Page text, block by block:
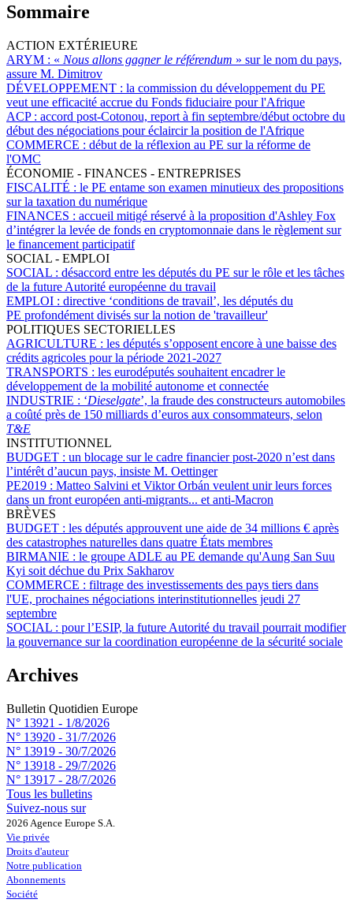
Sommaire
ACTION EXTÉRIEURE
ARYM : « Nous allons gagner le référendum » sur le nom du pays,
assure M. Dimitrov
DÉVELOPPEMENT : la commission du développement du PE
veut une efficacité accrue du Fonds fiduciaire pour l'Afrique
ACP : accord post-Cotonou, report à fin septembre/début octobre du
début des négociations pour éclaircir la position de l'Afrique
COMMERCE : début de la réflexion au PE sur la réforme de
l'OMC
ÉCONOMIE - FINANCES - ENTREPRISES
FISCALITÉ : le PE entame son examen minutieux des propositions
sur la taxation du numérique
FINANCES : accueil mitigé réservé à la proposition d'Ashley Fox
d’intégrer la levée de fonds en cryptomonnaie dans le règlement sur
le financement participatif
SOCIAL - EMPLOI
SOCIAL : désaccord entre les députés du PE sur le rôle et les tâches
de la future Autorité européenne du travail
EMPLOI : directive ‘conditions de travail’, les députés du
PE profondément divisés sur la notion de 'travailleur'
POLITIQUES SECTORIELLES
AGRICULTURE : les députés s’opposent encore à une baisse des
crédits agricoles pour la période 2021-2027
TRANSPORTS : les eurodéputés souhaitent encadrer le
développement de la mobilité autonome et connectée
INDUSTRIE : ‘Dieselgate’, la fraude des constructeurs automobiles
a coûté près de 150 milliards d’euros aux consommateurs, selon
T&E
INSTITUTIONNEL
BUDGET : un blocage sur le cadre financier post-2020 n’est dans
l’intérêt d’aucun pays, insiste M. Oettinger
PE2019 : Matteo Salvini et Viktor Orbán veulent unir leurs forces
dans un front européen anti-migrants... et anti-Macron
BRÈVES
BUDGET : les députés approuvent une aide de 34 millions € après
des catastrophes naturelles dans quatre États membres
BIRMANIE : le groupe ADLE au PE demande qu'Aung San Suu
Kyi soit déchue du Prix Sakharov
COMMERCE : filtrage des investissements des pays tiers dans
l'UE, prochaines négociations interinstitutionnelles jeudi 27
septembre
SOCIAL : pour l’ESIP, la future Autorité du travail pourrait modifier
la gouvernance sur la coordination européenne de la sécurité sociale
Archives
Bulletin Quotidien Europe
N° 13921 - 1/8/2026
N° 13920 - 31/7/2026
N° 13919 - 30/7/2026
N° 13918 - 29/7/2026
N° 13917 - 28/7/2026
Tous les bulletins
Suivez-nous sur
2026 Agence Europe S.A.
Vie privée
Droits d'auteur
Notre publication
Abonnements
Société